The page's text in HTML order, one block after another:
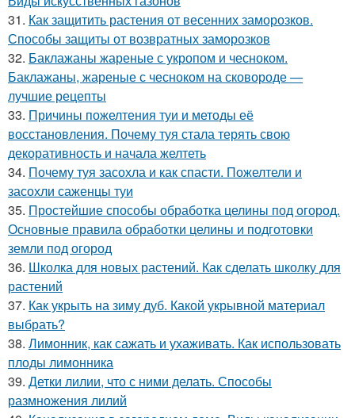
31. Как защитить растения от весенних заморозков.
Способы защиты от возвратных заморозков
32. Баклажаны жареные с укропом и чесноком.
Баклажаны, жареные с чесноком на сковороде —
лучшие рецепты
33. Причины пожелтения туи и методы её
восстановления. Почему туя стала терять свою
декоративность и начала желтеть
34. Почему туя засохла и как спасти. Пожелтели и
засохли саженцы туи
35. Простейшие способы обработка целины под огород.
Основные правила обработки целины и подготовки
земли под огород
36. Школка для новых растений. Как сделать школку для
растений
37. Как укрыть на зиму дуб. Какой укрывной материал
выбрать?
38. Лимонник, как сажать и ухаживать. Как использовать
плоды лимонника
39. Детки лилии, что с ними делать. Способы
размножения лилий